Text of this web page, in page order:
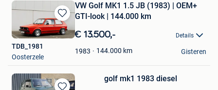
Bewaren
in
Mijn
Favorieten
VW Golf MK1 1.5 JB (1983) | OEM+
GTI-look | 144.000 km
€ 13.500,- Details
1983 144.000 km
TDB_1981
Oosterzele
Gisteren
golf mk1 1983 diesel